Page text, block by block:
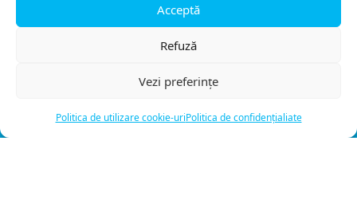
Acceptă
Refuză
Vezi preferințe
Politica de utilizare cookie-uriPolitica de confidențialiate
Legale
Politica de utilizare cookie-uri
Aviz juridic